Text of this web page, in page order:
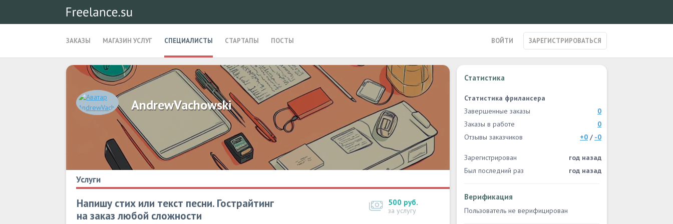
ВОЙТИ ЗАРЕГИСТРИРОВАТЬСЯ
ЗАКАЗЫ МАГАЗИН УСЛУГ СПЕЦИАЛИСТЫ СТАРТАПЫ ПОСТЫ
AndrewVachowski
Услуги
Напишу стих или текст песни. Гострайтинг
на заказ любой сложности
500 руб.
за услугу
Статистика
Статистика фрилансера
Завершенные заказы
0
Заказы в работе
0
Отзывы заказчиков
+0 / -0
Зарегистрирован
год назад
Был последний раз
год назад
Верификация
Пользователь не верифицирован